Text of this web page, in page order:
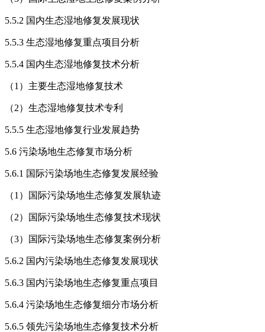
5.5.2 国内生态湿地修复发展现状
5.5.3 生态湿地修复重点项目分析
5.5.4 国内生态湿地修复技术分析
（1）主要生态湿地修复技术
（2）生态湿地修复技术专利
5.5.5 生态湿地修复行业发展趋势
5.6 污染场地生态修复市场分析
5.6.1 国际污染场地生态修复发展经验
（1）国际污染场地生态修复发展轨迹
（2）国际污染场地生态修复技术现状
（3）国际污染场地生态修复案例分析
5.6.2 国内污染场地生态修复发展现状
5.6.3 国内污染场地生态修复重点项目
5.6.4 污染场地生态修复细分市场分析
5.6.5 领先污染场地生态修复技术分析